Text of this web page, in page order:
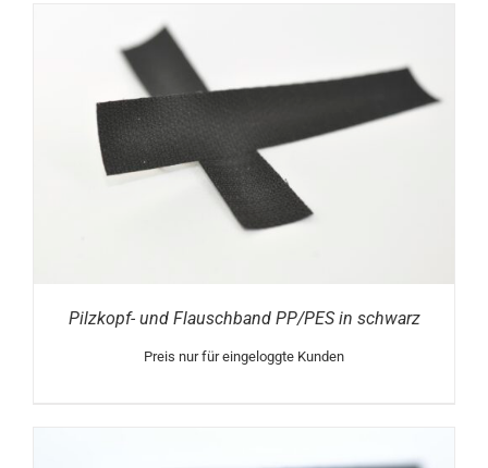
Pilzkopf- und Flauschband PP/PES in schwarz
Preis nur für eingeloggte Kunden